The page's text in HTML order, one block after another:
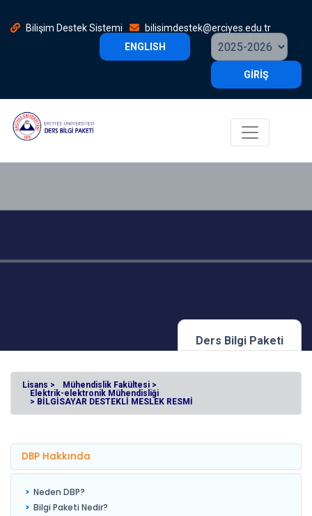
Bilişim Destek Sistemi
bilisimdestek@erciyes.edu.tr
ENGLISH
GİRİŞ
Ders Bilgi Paketi
Lisans >
Mühendislik Fakültesi >
Elektrik-elektronik Mühendisliği
> BİLGİSAYAR DESTEKLİ MESLEK RESMİ
DBP Hakkında
Neden DBP?
Bilgi Paketi Nedir?